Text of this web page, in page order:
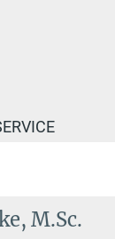
M.Sc.